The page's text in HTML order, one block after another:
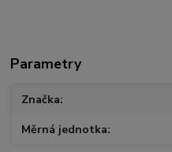
Parametry
Značka
Měrná jednotka